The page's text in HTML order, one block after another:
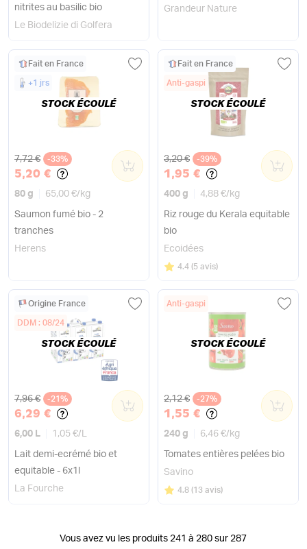
nitrites au basilic bio
Le Biodelizie di Golfera
Grandeur Nature
Fait en France
+1 jrs
Ancien prix
7,72 € -33%
5,20 €
80 g 65,00 €/ kg
Saumon fumé bio - 2
tranches
0
Herens
STOCK ÉCOULÉ
Fait en France
Anti-gaspi
Ancien prix
3,20 € -39%
1,95 €
400 g 4,88 €/ kg
Riz rouge du Kerala equitable
bio
0
Ecoidées
Note
4.4 sur 5
(5 avis)
STOCK ÉCOULÉ
Origine France
DDM : 08/24
Ancien prix
7,96 € -21%
6,29 €
6,00 L 1,05 €/ L
Lait demi-ecrémé bio et
equitable - 6x1l
0
La Fourche
STOCK ÉCOULÉ
Anti-gaspi
Ancien prix
2,12 € -27%
1,55 €
240 g 6,46 €/ kg
Tomates entières pelées bio
0
Savino
Note
4.8 sur 5
(13 avis)
STOCK ÉCOULÉ
Vous avez vu les produits 241 à 280 sur 287